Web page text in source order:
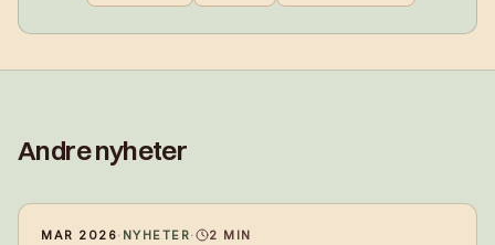
Andre nyheter
MAR 2026· NYHETER· 2 MIN